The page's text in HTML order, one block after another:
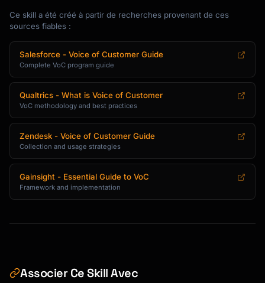
**What we learned:**
[Explanation of the insight]
**Evidence:**
- [Data point 1]
- [Data point 2]
- [Data point 3]
**So what?**
[Why this matters to the business]
**Now what?**
[Recommended action]
**Owner:** [Team/Person responsible]
```
```markdown
Ce skill a été créé à partir de recherches provenant de ces
sources fiables :
Salesforce - Voice of Customer Guide
Complete VoC program guide
Qualtrics - What is Voice of Customer
VoC methodology and best practices
Zendesk - Voice of Customer Guide
Collection and usage strategies
Gainsight - Essential Guide to VoC
Framework and implementation
Associer Ce Skill Avec